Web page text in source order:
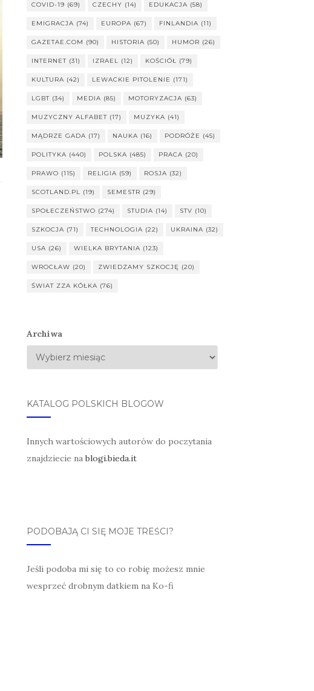
COVID-19 (69) CZECHY (14) EDUKACJA (58)
EMIGRACJA (74) EUROPA (67) FINLANDIA (11)
GAZETAE.COM (90) HISTORIA (50) HUMOR (26)
INTERNET(31) IZRAEL (12) KOŚCIÓŁ (79)
KULTURA (42) LEWACKIE PITOLENIE (171)
LGBT(34) MEDIA (85) MOTORYZACJA (63)
MUZYCZNY ALFABET(17) MUZYKA (41)
MĄDRZE GADA (17) NAUKA (16) PODRÓŻE (45)
POLITYKA (440) POLSKA (485) PRACA (20)
PRAWO (115) RELIGIA (59) ROSJA (32)
SCOTLAND.PL (19) SEMESTR (29)
SPOŁECZEŃSTWO (274) STUDIA (14) STV (10)
SZKOCJA (71) TECHNOLOGIA (22) UKRAINA (32)
USA (26) WIELKA BRYTANIA (123)
WROCŁAW (20) ZWIEDZAMY SZKOCJĘ (20)
ŚWIAT ZZA KÓŁKA (76)
Archiwa
KATALOG POLSKICH BLOGÓW
Innych wartościowych autorów do poczytania
znajdziecie nablogi.bieda.it
PODOBAJĄ CI SIĘ MOJE TREŚCI?
Jeśli podoba mi się to co robię możesz mnie
wesprzeć drobnym datkiem na Ko-fi